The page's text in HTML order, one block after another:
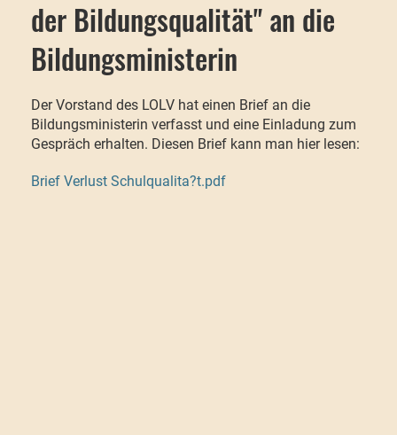
der Bildungsqualität" an die
Bildungsministerin
Der Vorstand des LOLV hat einen Brief an die
Bildungsministerin verfasst und eine Einladung zum
Gespräch erhalten. Diesen Brief kann man hier lesen:
Brief Verlust Schulqualita?t.pdf